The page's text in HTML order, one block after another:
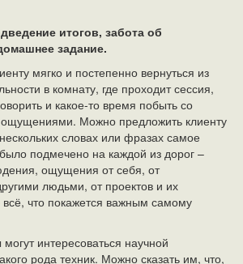
итогов, забота об
задание.
мягко и постепенно вернуться из
в комнату, где проходит сессия,
и какое-то время побыть со
Можно предложить клиенту
словах или фразах самое
подмечено на каждой из дорог –
ощущения от себя, от
людьми, от проектов и их
всё, что покажется важным самому
интересоваться научной
рода техник. Можно сказать им, что,